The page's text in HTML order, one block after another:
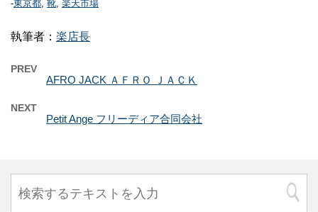
-東京都, 靴, 楽天市場
執筆者： 楽店長
PREV
AFRO JACK ＡＦＲＯ ＪＡＣＫ
NEXT
Petit Ange フリーディア合同会社